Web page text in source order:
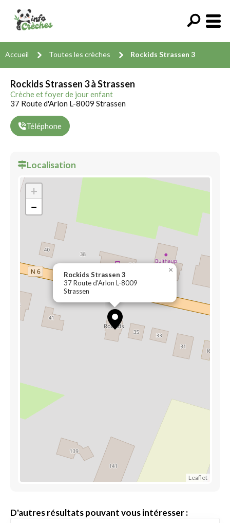
Accueil Toutes les crèches Rockids Strassen 3
Rockids Strassen 3 à Strassen
Crèche et foyer de jour enfant
37 Route d'Arlon L-8009 Strassen
Téléphone
Localisation
Rockids Strassen 3
37 Route d'Arlon L-8009
Strassen
×
+
−
Leaflet
D'autres résultats pouvant vous intéresser :